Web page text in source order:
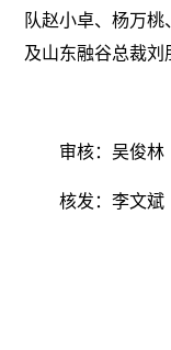
队赵小卓、杨万
及山东融谷总裁刘
审核：吴俊林
核发：李文斌